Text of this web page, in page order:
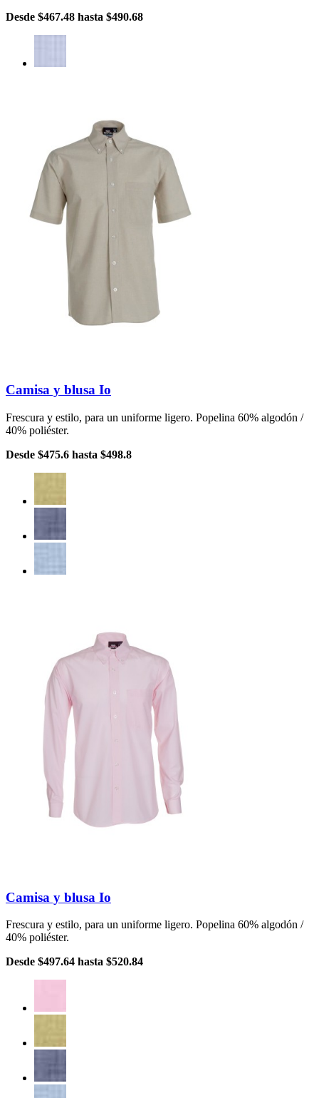
Desde $467.48 hasta $490.68
Camisa y blusa Io
Frescura y estilo, para un uniforme ligero. Popelina 60% algodón /
40% poliéster.
Desde $475.6 hasta $498.8
Camisa y blusa Io
Frescura y estilo, para un uniforme ligero. Popelina 60% algodón /
40% poliéster.
Desde $497.64 hasta $520.84